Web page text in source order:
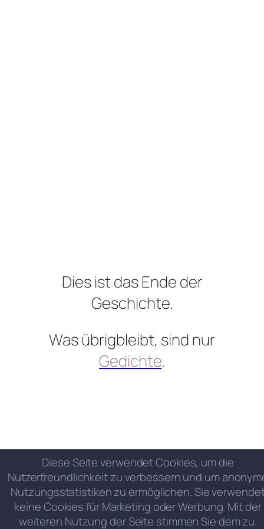
Dies ist das Ende der
Geschichte.
Was übrigbleibt, sind nur
Gedichte.
Diese Seite verwendet Cookies, um die
Nutzerfreundlichkeit zu verbessern und um
Nutzungsstatistiken zu ermöglichen. Sie
keine Cookies für Marketing oder Werbung. Mit der
weiteren Nutzung der Seite stimmen Sie dem zu.